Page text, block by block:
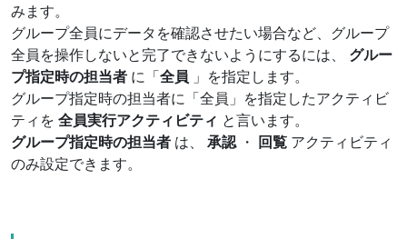
みます。
グループ全員にデータを確認させたい場合など、グループ
全員を操作しないと完了できないようにするには、 グルー
プ指定時の担当者 に「 全員 」を指定します。
グループ指定時の担当者に「全員」を指定したアクティビ
ティを 全員実行アクティビティ と言います。
グループ指定時の担当者 は、 承認 ・ 回覧 アクティビティ
のみ設定できます。